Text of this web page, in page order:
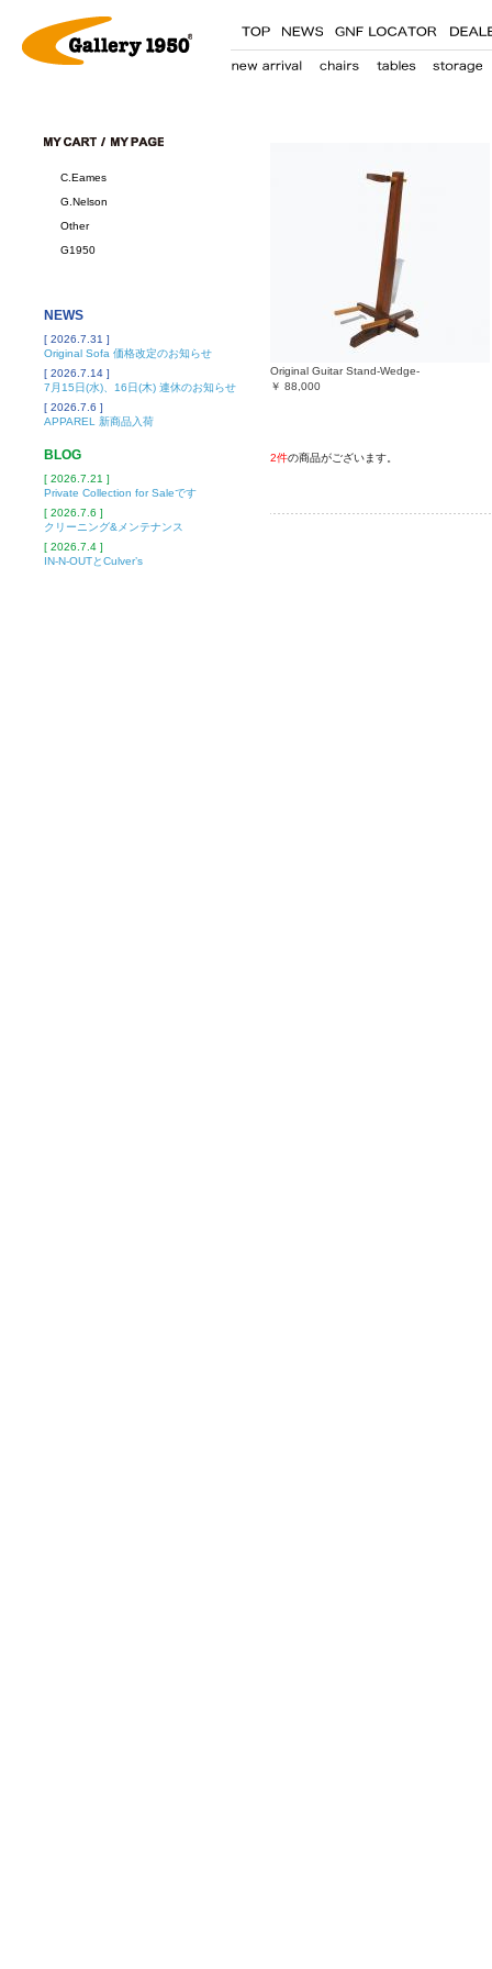
C.Eames
G.Nelson
Other
G1950
NEWS
[ 2026.7.31 ]
Original Sofa 価格改定のお知らせ
[ 2026.7.14 ]
7月15日(水)、16日(木) 連休のお知らせ
[ 2026.7.6 ]
APPAREL 新商品入荷
BLOG
[ 2026.7.21 ]
Private Collection for Saleです
[ 2026.7.6 ]
クリーニング&メンテナンス
[ 2026.7.4 ]
IN-N-OUTとCulver’s
Original Guitar Stand-Wedge-
￥ 88,000
2件の商品がございます。